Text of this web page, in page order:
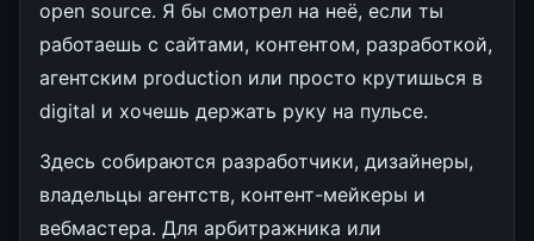
open source. Я бы смотрел на неё, если ты
работаешь с сайтами, контентом, разработкой,
агентским production или просто крутишься в
digital и хочешь держать руку на пульсе.
Здесь собираются разработчики, дизайнеры,
владельцы агентств, контент-мейкеры и
вебмастера. Для арбитражника или